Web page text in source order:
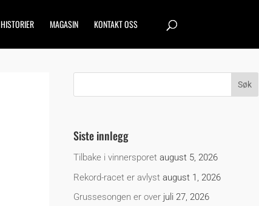
HISTORIER MAGASIN KONTAKT OSS
Siste innlegg
Tilbake i vinnersporet august 5, 2026
Rekord-racet er avlyst august 1, 2026
Grussesongen er over juli 27, 2026